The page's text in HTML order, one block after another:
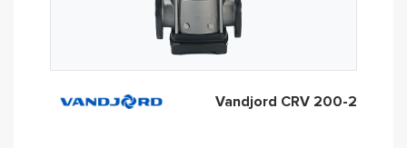
Vandjord CRV 200-2